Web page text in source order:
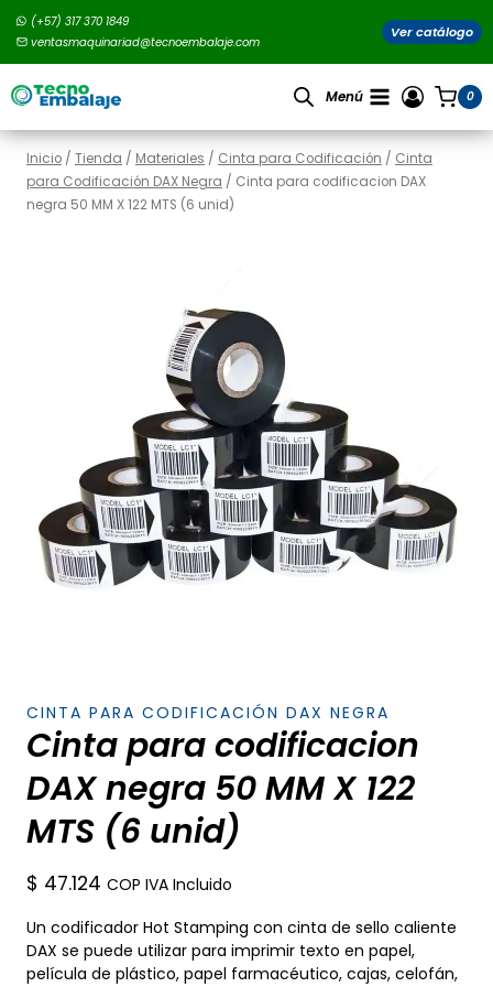
Saltar
(+57) 317 370 1849
ventasmaquinariad@tecnoembalaje.com
Ver catálogo
Menú 0
Inicio / Tienda / Materiales / Cinta para Codificación / Cinta
para Codificación DAX Negra / Cinta para codificacion DAX
negra 50 MM X 122 MTS (6 unid)
CINTA PARA CODIFICACIÓN DAX NEGRA
Cinta para codificacion
DAX negra 50 MM X 122
MTS (6 unid)
$ 47.124 COP IVA Incluido
Un codificador Hot Stamping con cinta de sello caliente
DAX se puede utilizar para imprimir texto en papel,
película de plástico, papel farmacéutico, cajas, celofán,